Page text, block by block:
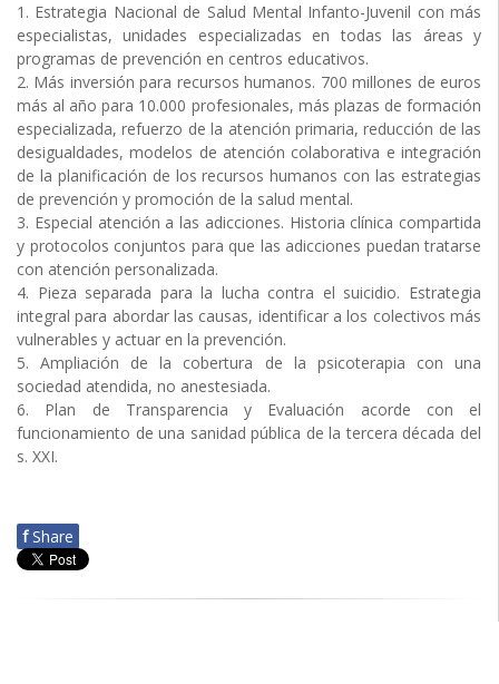
1. Estrategia Nacional de Salud Mental Infanto-Juvenil con más
especialistas, unidades especializadas en todas las áreas y
programas de prevención en centros educativos.
2. Más inversión para recursos humanos. 700 millones de euros
más al año para 10.000 profesionales, más plazas de formación
especializada, refuerzo de la atención primaria, reducción de las
desigualdades, modelos de atención colaborativa e integración
de la planificación de los recursos humanos con las estrategias
de prevención y promoción de la salud mental.
3. Especial atención a las adicciones. Historia clínica compartida
y protocolos conjuntos para que las adicciones puedan tratarse
con atención personalizada.
4. Pieza separada para la lucha contra el suicidio. Estrategia
integral para abordar las causas, identificar a los colectivos más
vulnerables y actuar en la prevención.
5. Ampliación de la cobertura de la psicoterapia con una
sociedad atendida, no anestesiada.
6. Plan de Transparencia y Evaluación acorde con el
funcionamiento de una sanidad pública de la tercera década del
s. XXI.
f Share